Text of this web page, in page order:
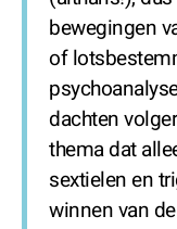
bewegingen
of
dachten
thema dat
sextielen en
winnen van